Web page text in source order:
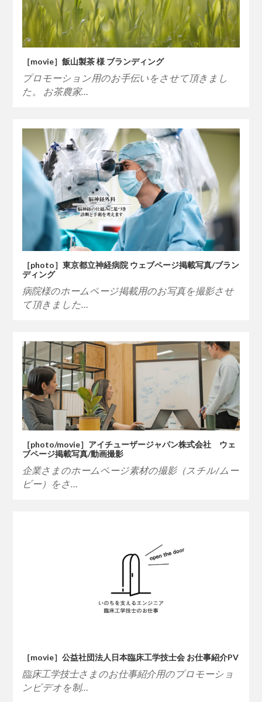
［movie］飯山製茶 様 ブランディング
プロモーション用のお手伝いをさせて頂きまし
た。 お茶農家…
［photo］東京都立神経病院 ウェブページ掲載写真/ブラン
ディング
病院様のホームページ掲載用のお写真を撮影させ
て頂きました…
［photo/movie］アイチューザージャパン株式会社 ウェ
ブページ掲載写真/動画撮影
企業さまのホームページ素材の撮影（スチル/ムー
ビー）をさ…
［movie］公益社団法人日本臨床工学技士会 お仕事紹介PV
臨床工学技士さまのお仕事紹介用のプロモーショ
ンビデオを制…